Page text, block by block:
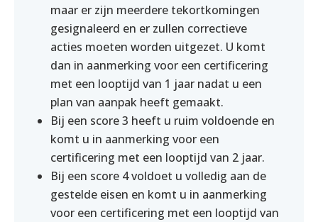
maar er zijn meerdere tekortkomingen
gesignaleerd en er zullen correctieve
acties moeten worden uitgezet. U komt
dan in aanmerking voor een certificering
met een looptijd van 1 jaar nadat u een
plan van aanpak heeft gemaakt.
Bij een score 3 heeft u ruim voldoende en
komt u in aanmerking voor een
certificering met een looptijd van 2 jaar.
Bij een score 4 voldoet u volledig aan de
gestelde eisen en komt u in aanmerking
voor een certificering met een looptijd van